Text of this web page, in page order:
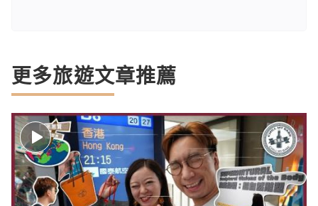
更多旅遊文章推薦